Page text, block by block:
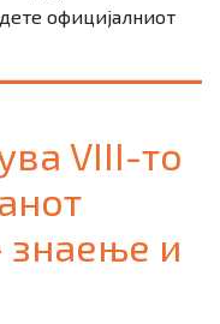
официјалниот
VIII-то
знаење и